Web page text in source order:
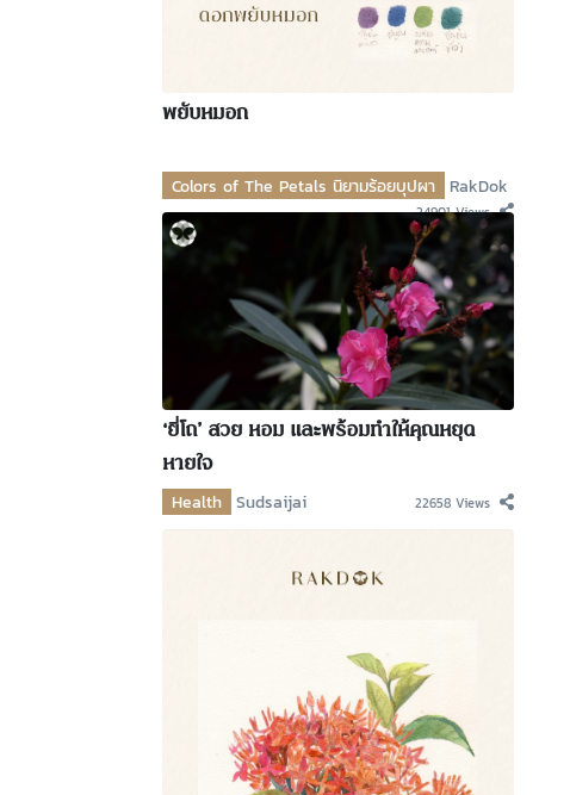
พยับหมอก
Colors of The Petals นิยามร้อยบุปผา RakDok
24901 Views
‘ยี่โถ’ สวย หอม และพร้อมทำให้คุณหยุด
หายใจ
Health Sudsaijai 22658 Views